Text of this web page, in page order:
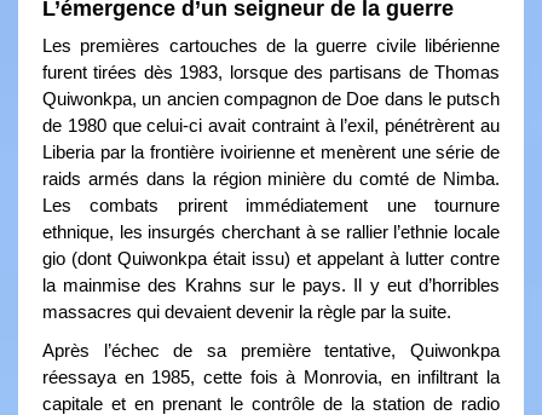
L’émergence d’un seigneur de la guerre
Les premières cartouches de la guerre civile libérienne
furent tirées dès 1983, lorsque des partisans de Thomas
Quiwonkpa, un ancien compagnon de Doe dans le putsch
de 1980 que celui-ci avait contraint à l’exil, pénétrèrent au
Liberia par la frontière ivoirienne et menèrent une série de
raids armés dans la région minière du comté de Nimba.
Les combats prirent immédiatement une tournure
ethnique, les insurgés cherchant à se rallier l’ethnie locale
gio (dont Quiwonkpa était issu) et appelant à lutter contre
la mainmise des Krahns sur le pays. Il y eut d’horribles
massacres qui devaient devenir la règle par la suite.
Après l’échec de sa première tentative, Quiwonkpa
réessaya en 1985, cette fois à Monrovia, en infiltrant la
capitale et en prenant le contrôle de la station de radio